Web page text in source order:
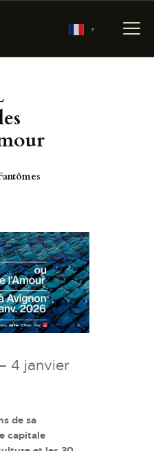
▼
DU
4 janvier
de sa
capitale